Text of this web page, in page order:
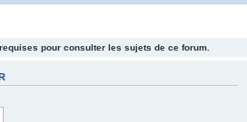
pour consulter les sujets de ce forum.